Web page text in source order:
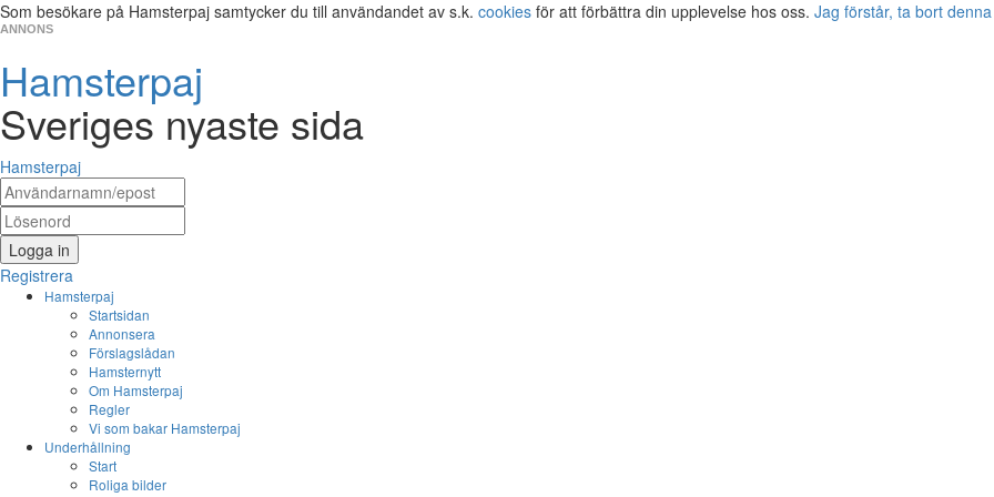
Som besökare på Hamsterpaj samtycker du till användandet av s.k. cookies för att förbättra din upplevelse hos oss. Jag förstår, ta bort
ANNONS
Hamsterpaj
Sveriges nyaste sida
Hamsterpaj
Logga in
Registrera
Hamsterpaj
Startsidan
Annonsera
Förslagslådan
Hamsternytt
Om Hamsterpaj
Regler
Vi som bakar Hamsterpaj
Underhållning
Start
Roliga bilder